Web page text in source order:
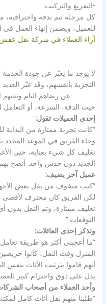
•التفريغ والتركيب
كل مرحلة تتم بدقة واحترافية،
للعميل، ويضمن إنهاء العمل في
آراء العملاء في ‌شركة نقل
لا يوجد ما يعبّر عن جودة
التجربة بأنفسهم، وقد عبّر
عن رضاهم التام
حيث الدقة، السرعة، أو التعامل
إحدى العميلات تقول:
“كانت تجربة ممتازة من البداية
وجاء الفريق في الموعد المحدد
تغليف كل شيء بعناية، حتى
الجديد دون خدش واحد. أنصح
عميل آخر يضيف:
“كنت متخوف من نقل بعض
لكن الفريق كان محترف لأقصى
تغليف ممتازة، وتم النقل
التوقعات.”
وتذكر إحدى العائلات:
“ما أعجبني أكثر هو طريقة
المنزل وقت النقل، كانوا
أنهم قاموا بترتيب الأثاث
يدل على ذوق واحترام كبير
وأحد العملاء من أصحاب
“طلبنا منهم نقل أثاث كامل